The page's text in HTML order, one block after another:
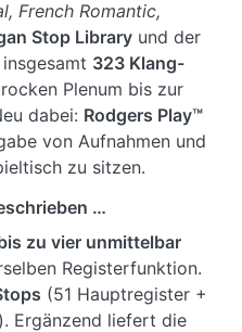
French Romantic,
Stop Library und der
323 Klang-
Plenum bis zur
dabei: Rodgers Play™
von Aufnahmen und
zu sitzen.
…
zu vier unmittelbar
Registerfunktion.
(51 Hauptregister +
Ergänzend liefert die